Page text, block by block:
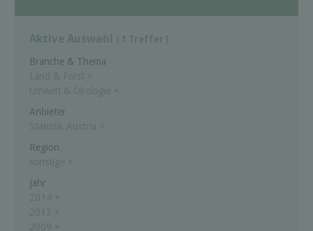
Aktive Auswahl ( 1 Treffer )
Branche & Thema
Land & Forst ×
Umwelt & Ökologie ×
Anbieter
Statistik Austria ×
Region
sonstige ×
Jahr
2014 ×
2013 ×
2009 ×